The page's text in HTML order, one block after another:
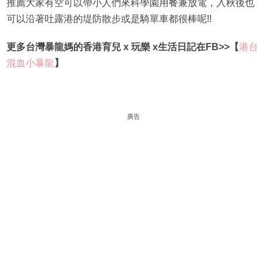
推薦大家有空可以帶小人們來科學園用餐兼放電，入秋後也
可以沿著吐露港的堤防散步或是騎單車都很棒呢!!
更多台灣暴龍媽的香港育兒 x 玩樂 x生活日記在FB>>【港台
混血小暴龍 】
廣告